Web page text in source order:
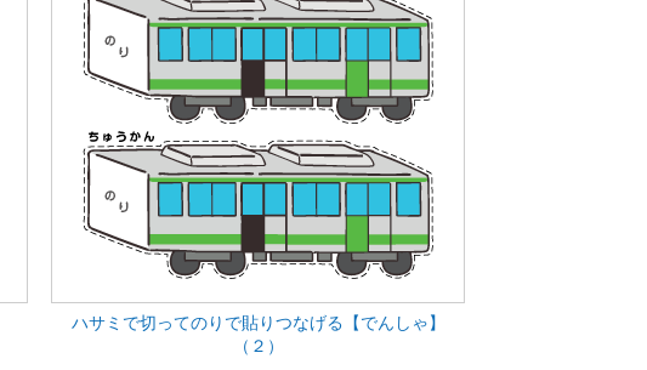
ハサミで切ってのりで貼りつなげる【でんしゃ】
（２）